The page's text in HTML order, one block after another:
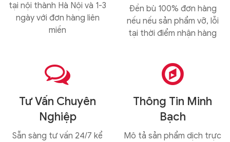
tại nội thành Hà Nội và 1-3
ngày với đơn hàng liên
miền
Đền bù 100% đơn hàng
nếu nếu sản phẩm vỡ, lỗi
tại thời điểm nhận hàng

Tư Vấn Chuyên
Nghiệp
Sẵn sàng tư vấn 24/7 kể

Thông Tin Minh
Bạch
Mô tả sản phẩm dịch trực